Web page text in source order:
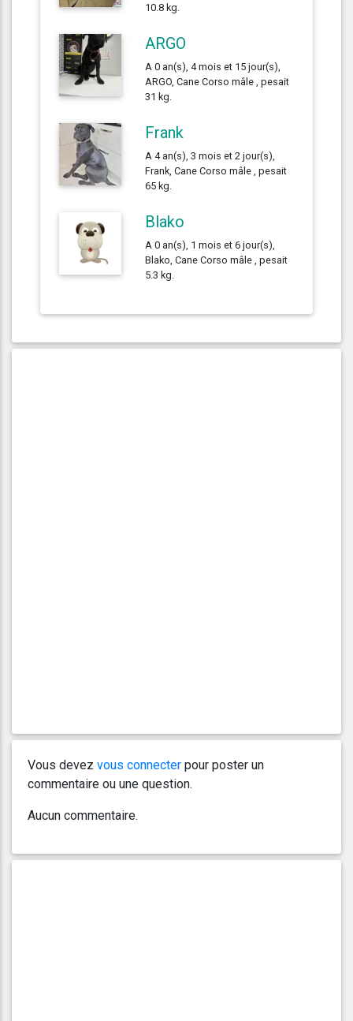
10.8 kg.
ARGO
A 0 an(s), 4 mois et 15 jour(s),
ARGO, Cane Corso mâle , pesait
31 kg.
Frank
A 4 an(s), 3 mois et 2 jour(s),
Frank, Cane Corso mâle , pesait
65 kg.
Blako
A 0 an(s), 1 mois et 6 jour(s),
Blako, Cane Corso mâle , pesait
5.3 kg.
Vous devez vous connecter pour poster un
commentaire ou une question.
Aucun commentaire.